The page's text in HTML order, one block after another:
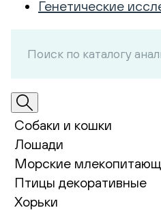
Генетические
Собаки и кошки
Лошади
Морские
Птицы декоративные
Хорьки